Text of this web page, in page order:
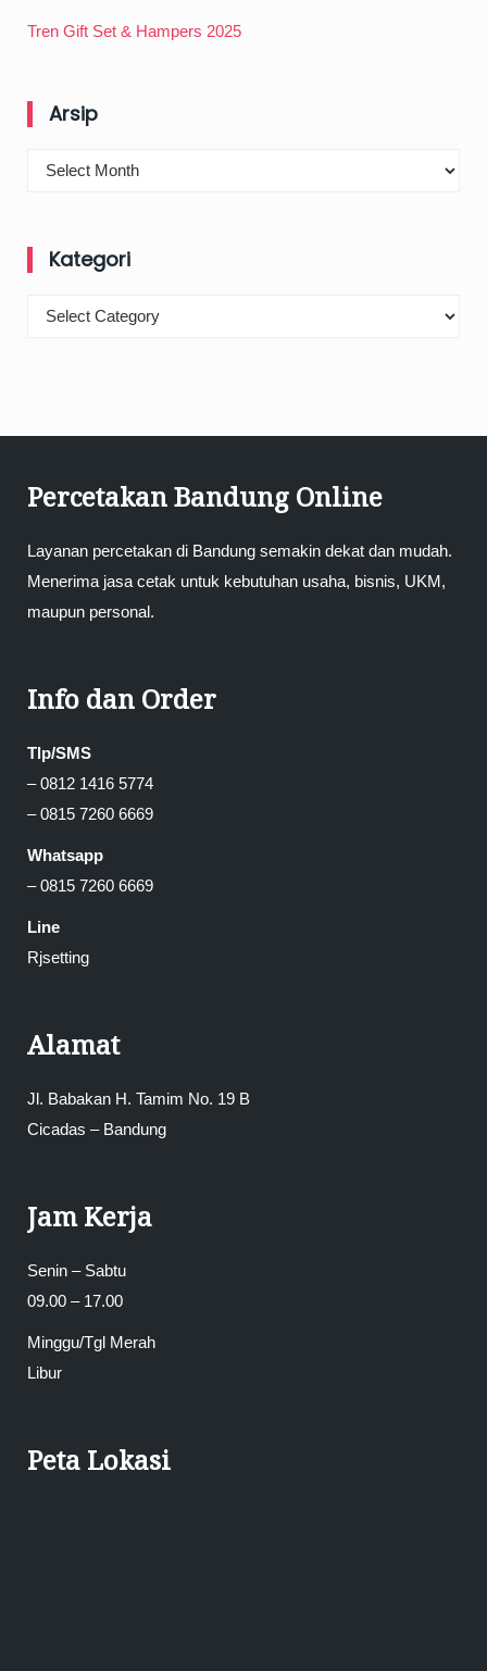
Tren Gift Set & Hampers 2025
Arsip
Arsip
Kategori
Kategori
Percetakan Bandung Online
Layanan percetakan di Bandung semakin dekat dan mudah.
Menerima jasa cetak untuk kebutuhan usaha, bisnis, UKM,
maupun personal.
Info dan Order
Tlp/SMS
– 0812 1416 5774
– 0815 7260 6669
Whatsapp
– 0815 7260 6669
Line
Rjsetting
Alamat
Jl. Babakan H. Tamim No. 19 B
Cicadas – Bandung
Jam Kerja
Senin – Sabtu
09.00 – 17.00
Minggu/Tgl Merah
Libur
Peta Lokasi